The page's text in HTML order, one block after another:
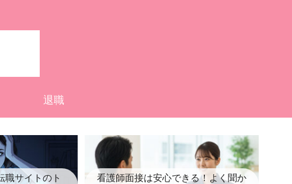
退職
職サイトのト
看護師面接は安心できる！よく聞か